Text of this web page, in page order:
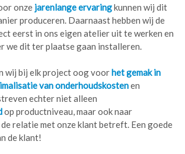
onze jarenlange ervaringkunnen wij dit
produceren. Daarnaast hebben wij de
eerst in ons eigen atelier uit te werken en
we dit ter plaatse gaan installeren.
wij bij elk project oog voorhetgemak in
van onderhoudskostenen
echter niet alleen
op productniveau, maar ook naar
relatie met onze klant betreft. Een goede
de klant!